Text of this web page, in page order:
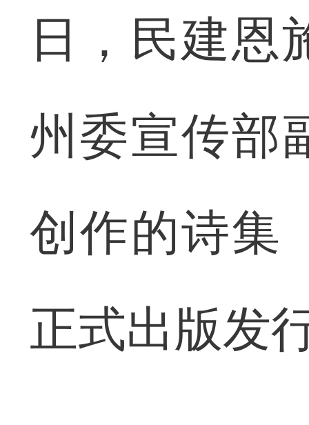
日，民建恩
州委宣传部
创作的诗集
正式出版发